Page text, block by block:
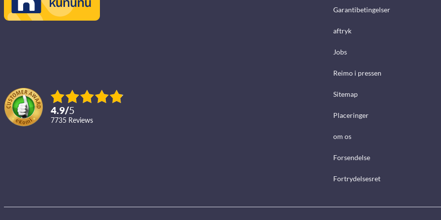
4.9/5
7735 reviews
Garantibetingelser
aftryk
Jobs
Reimo i pressen
Sitemap
Placeringer
om os
Forsendelse
Fortrydelsesret